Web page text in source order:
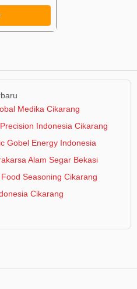
Medika Cikarang
Indonesia Cikarang
Gobel Energy Indonesia
Alam Segar Bekasi
Seasoning Cikarang
Cikarang